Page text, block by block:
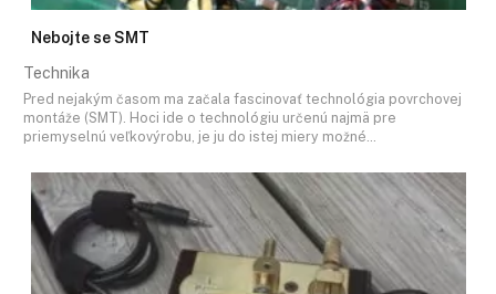
Nebojte se SMT
Technika
Pred nejakým časom ma začala fascinovať technológia povrchovej
montáže (SMT). Hoci ide o technológiu určenú najmä pre
priemyselnú veľkovýrobu, je ju do istej miery možné…